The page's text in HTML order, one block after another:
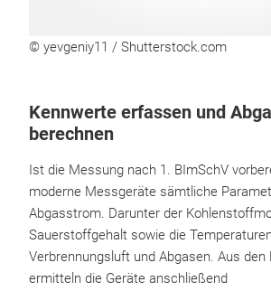
© yevgeniy11 / Shutterstock.com
Kennwerte erfassen und
berechnen
Ist die Messung nach 1. BImSchV
moderne Messgeräte sämtliche
Abgasstrom. Darunter der
Sauerstoffgehalt sowie die
Verbrennungsluft und Abgasen. Aus den
ermitteln die Geräte anschließend